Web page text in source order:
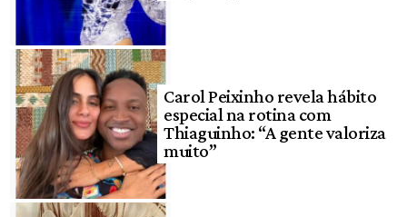
Carol Peixinho revela hábito
especial na rotina com
Thiaguinho: “A gente valoriza
muito”